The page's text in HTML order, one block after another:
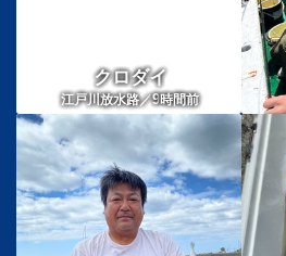
クロダイ
江戸川放水路／9時間前